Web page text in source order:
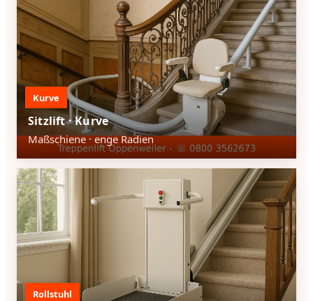
Kurve
Sitzlift · Kurve
Maßschiene · enge Radien
Rollstuhl